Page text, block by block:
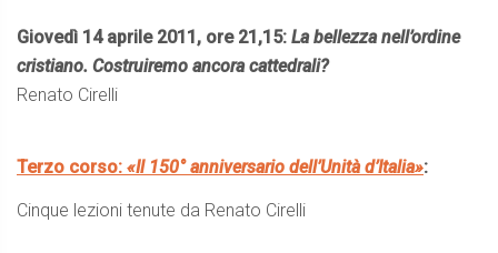
Giovedì 14 aprile 2011, ore 21,15: La bellezza nell’ordine
cristiano. Costruiremo ancora cattedrali?
Renato Cirelli
Terzo corso: «Il 150° anniversario dell’Unità d’Italia»:
Cinque lezioni tenute da Renato Cirelli